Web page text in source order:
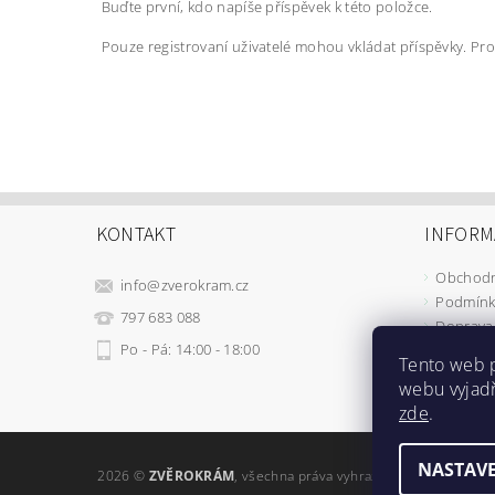
Buďte první, kdo napíše příspěvek k této položce.
Pouze registrovaní uživatelé mohou vkládat příspěvky.
KONTAKT
info@zverokram.cz
797 683 088
Po - Pá: 14:00 - 18:00
2026 © ZVĚROKRÁM, všechna práva vyhrazena
Tento web
webu
zde.